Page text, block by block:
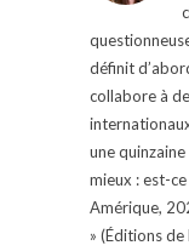
définit
collabore à
une
mieux : est-
Amérique,
» (Éditions